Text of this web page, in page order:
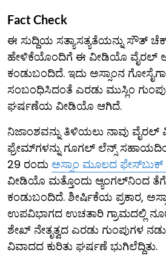
Fact Check
ಈ ಸುದ್ದಿಯ ಸತ್ಯಾಸತ್ಯತೆಯನ್ನು ಸೌತ್
ಹೇಳಿಕೆಯೊಂದಿಗೆ ಈ ವೀಡಿಯೊ ವೈರಲ್
ಕಂಡುಬಂದಿದೆ. ಇದು ಅಸ್ಸಾಂನ
ಸಂಬಂಧಿಸಿದಂತೆ ಎರಡು ಮುಸ್ಲಿಂ
ಘರ್ಷಣೆಯ ವೀಡಿಯೊ ಆಗಿದೆ.
ನಿಜಾಂಶವನ್ನು ತಿಳಿಯಲು ನಾವು
ಫ್ರೇಮ್​ಗಳನ್ನು ಗೂಗಲ್ ಲೆನ್ಸ್
29 ರಂದು ಅಸ್ಸಾಂ ಮೂಲದ ಫೇಸ್‌ಬುಕ್
ವೀಡಿಯೊ ಮತ್ತೊಂದು ಆ್ಯಂಗಲ್​ನಿಂದ
ಕಂಡುಬಂದಿದೆ. ಶೀರ್ಷಿಕೆಯ ಪ್ರಕಾರ,
ಉಪವಿಭಾಗದ ಉಚತಾರಿ ಗ್ರಾಮದಲ್ಲಿ
ಶೇಖ್ ನೇತೃತ್ವದ ಎರಡು ಗುಂಪುಗಳ
ವಿವಾದದ ಕುರಿತು ಘರ್ಷಣೆ ಭುಗಿಲೆದ್ದಿತು.